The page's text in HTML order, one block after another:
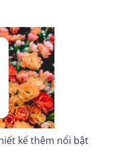
kế thêm nổi bật